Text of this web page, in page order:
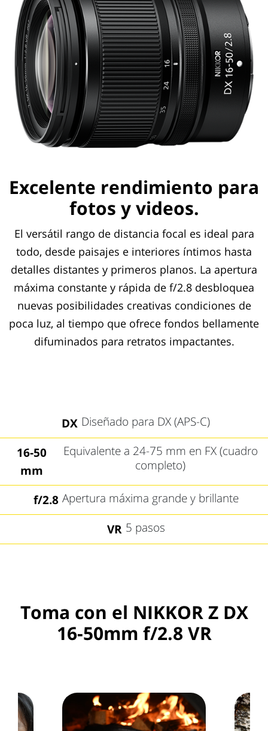
Excelente rendimiento para
fotos y videos.
El versátil rango de distancia focal es ideal para
todo, desde paisajes e interiores íntimos hasta
detalles distantes y primeros planos. La apertura
máxima constante y rápida de f/2.8 desbloquea
nuevas posibilidades creativas condiciones de
poca luz, al tiempo que ofrece fondos bellamente
difuminados para retratos impactantes.
DX Diseñado para DX (APS-C)
16-50
mm
Equivalente a 24-75 mm en FX (cuadro
completo)
f/2.8 Apertura máxima grande y brillante
VR 5 pasos
Toma con el NIKKOR Z DX
16-50mm f/2.8 VR